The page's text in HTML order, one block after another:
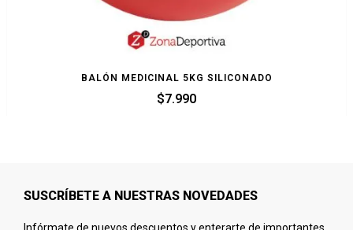
BALÓN MEDICINAL 5KG SILICONADO
$7.990
SUSCRÍBETE A NUESTRAS NOVEDADES